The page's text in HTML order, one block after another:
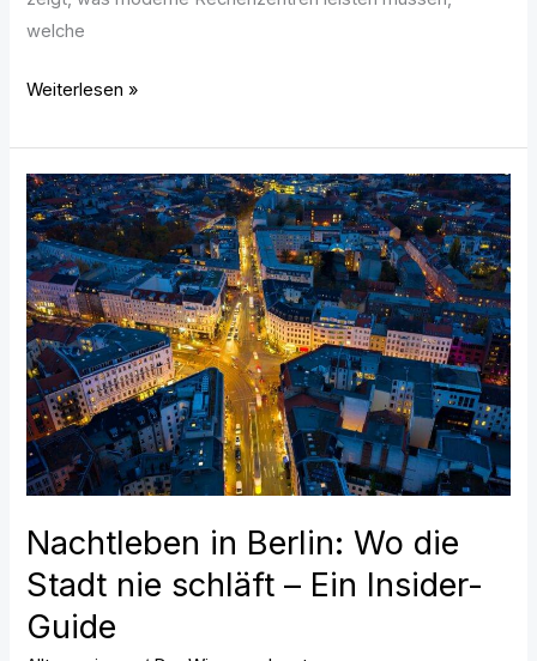
welche
Weiterlesen »
Nachtleben in Berlin: Wo die
Stadt nie schläft – Ein Insider-
Guide
Nachtleben
in
Berlin:
Wo
die
Stadt
nie
schläft
–
Ein
Guide